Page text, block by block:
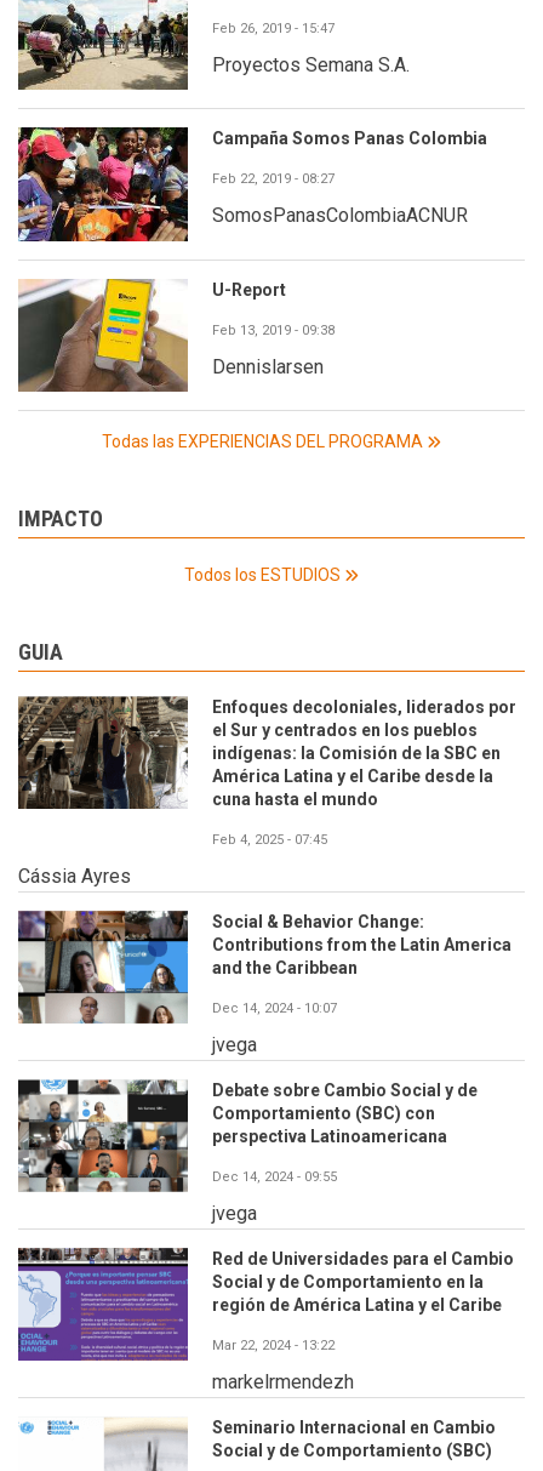
Feb 26, 2019 - 15:47
Proyectos Semana S.A.
Campaña Somos Panas Colombia
Feb 22, 2019 - 08:27
SomosPanasColombiaACNUR
U-Report
Feb 13, 2019 - 09:38
Dennislarsen
Todas las EXPERIENCIAS DEL PROGRAMA
IMPACTO
Todos los ESTUDIOS
GUIA
Enfoques decoloniales, liderados por
el Sur y centrados en los pueblos
indígenas: la Comisión de la SBC en
América Latina y el Caribe desde la
cuna hasta el mundo
Feb 4, 2025 - 07:45
Cássia Ayres
Social & Behavior Change:
Contributions from the Latin America
and the Caribbean
Dec 14, 2024 - 10:07
jvega
Debate sobre Cambio Social y de
Comportamiento (SBC) con
perspectiva Latinoamericana
Dec 14, 2024 - 09:55
jvega
Red de Universidades para el Cambio
Social y de Comportamiento en la
región de América Latina y el Caribe
Mar 22, 2024 - 13:22
markelrmendezh
Seminario Internacional en Cambio
Social y de Comportamiento (SBC)